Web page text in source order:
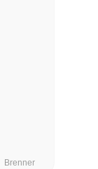
Brenner